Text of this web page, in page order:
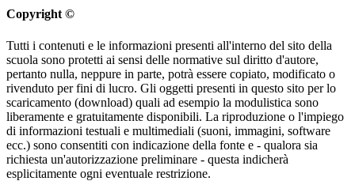
Copyright ©
Tutti i contenuti e le informazioni presenti all'interno del sito della
scuola sono protetti ai sensi delle normative sul diritto d'autore,
pertanto nulla, neppure in parte, potrà essere copiato, modificato o
rivenduto per fini di lucro. Gli oggetti presenti in questo sito per lo
scaricamento (download) quali ad esempio la modulistica sono
liberamente e gratuitamente disponibili. La riproduzione o l'impiego
di informazioni testuali e multimediali (suoni, immagini, software
ecc.) sono consentiti con indicazione della fonte e - qualora sia
richiesta un'autorizzazione preliminare - questa indicherà
esplicitamente ogni eventuale restrizione.